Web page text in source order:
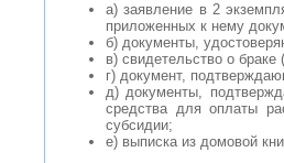
а) заявление в 2
приложенных к нему
б) документы,
в) свидетельство о
г) документ,
д) документы,
средства для оплаты
субсидии;
е) выписка из домовой